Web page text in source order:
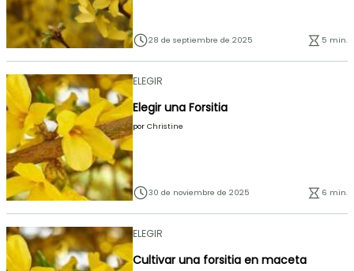
28 de septiembre de 2025 5 min.
ELEGIR
Elegir una Forsitia
por Christine
30 de noviembre de 2025 6 min.
ELEGIR
Cultivar una forsitia en maceta